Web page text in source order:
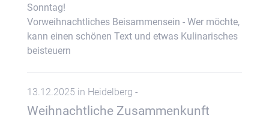
Sonntag!
Vorweihnachtliches Beisammensein - Wer möchte,
kann einen schönen Text und etwas Kulinarisches
beisteuern
13.12.2025 in Heidelberg -
Weihnachtliche Zusammenkunft